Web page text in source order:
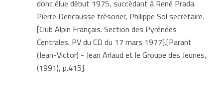
donc élue début 1975, succédant à René Prada.
Pierre Dencausse trésorier, Philippe Sol secrétaire.
[Club Alpin Français. Section des Pyrénées
Centrales. PV du CD du 17 mars 1977].[Parant
(Jean-Victor) - Jean Arlaud et le Groupe des Jeunes,
(1991), p.415].